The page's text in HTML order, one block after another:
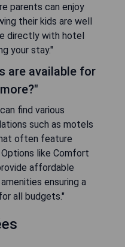
parents can enjoy
their kids are well
directly with hotel
your stay."
are available for
find various
such as motels
often feature
like Comfort
affordable
ensuring a
all budgets."